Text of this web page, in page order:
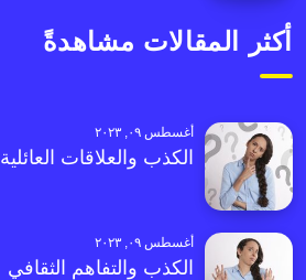
أكثر المقالات مشاهدةً
أغسطس ٠٩, ٢٠٢٣
الكذب والعلاقات العائلية
أغسطس ٠٩, ٢٠٢٣
الكذب والتفاهم الثقافي